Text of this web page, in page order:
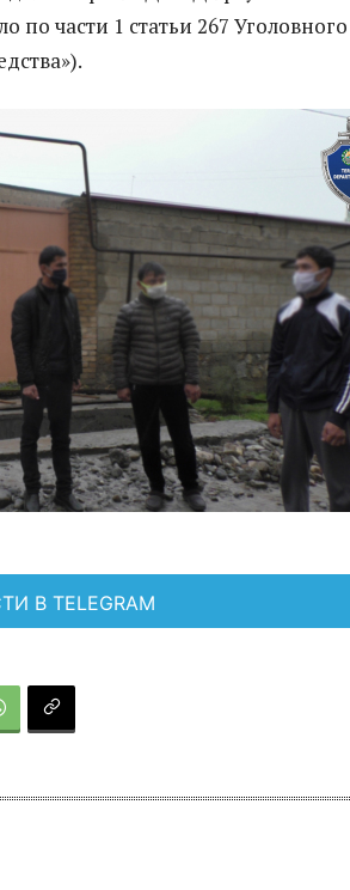
по части 1 статьи 267 Уголовного
В TELEGRAM